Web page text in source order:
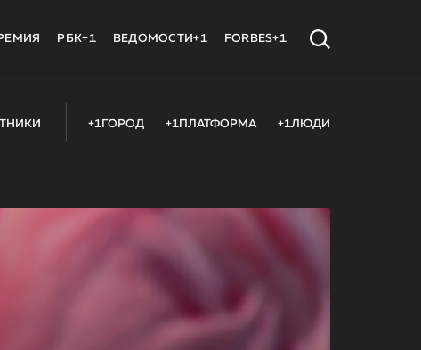
РБК+1 ВЕДОМОСТИ+1 FORBES+1
+1ГОРОД +1ПЛАТФОРМА +1ЛЮДИ